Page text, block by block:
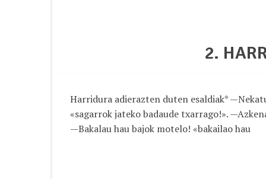
2.
Harridura adierazten duten esaldiak*
«sagarrok jateko badaude txarrago!».
—Bakalau hau bajok motelo! «bakailao hau